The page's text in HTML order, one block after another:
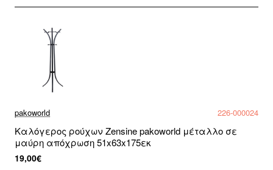
pakoworld 226-000024
Καλόγερος ρούχων Zensine pakoworld μέταλλο σε
μαύρη απόχρωση 51x63x175εκ
19,00€